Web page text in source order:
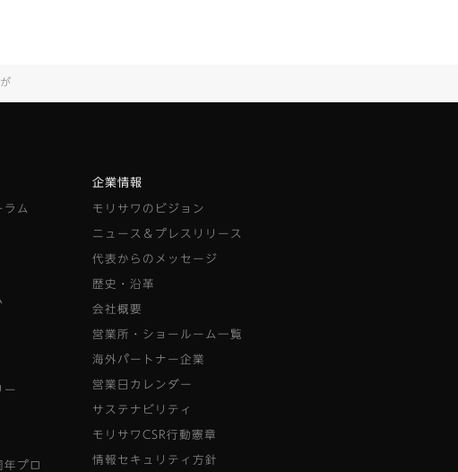
ラム
ー
プロ
企業情報
モリサワのビジョン
ニュース＆プレスリリース
代表からのメッセージ
歴史・沿革
会社概要
営業所・ショールーム一覧
海外パートナー企業
営業日カレンダー
サステナビリティ
モリサワCSR行動憲章
情報セキュリティ方針